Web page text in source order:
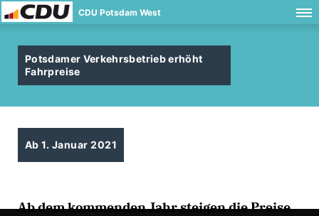
CDU Potsdam West
Potsdamer Verkehrsbetrieb erhöht
Fahrpreise
Ab 1. Januar 2021
Ab dem kommenden Jahr steigen die Preise